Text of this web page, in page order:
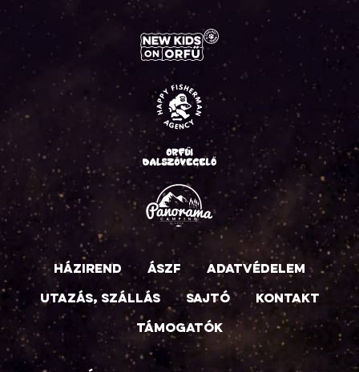
Házirend ÁSZF Adatvédelem
Utazás, szállás Sajtó Kontakt
Támogatók